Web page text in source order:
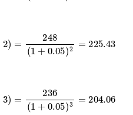
2) =248(1+0.05 2=225.43
3) =236(1+0.05 3=204.06